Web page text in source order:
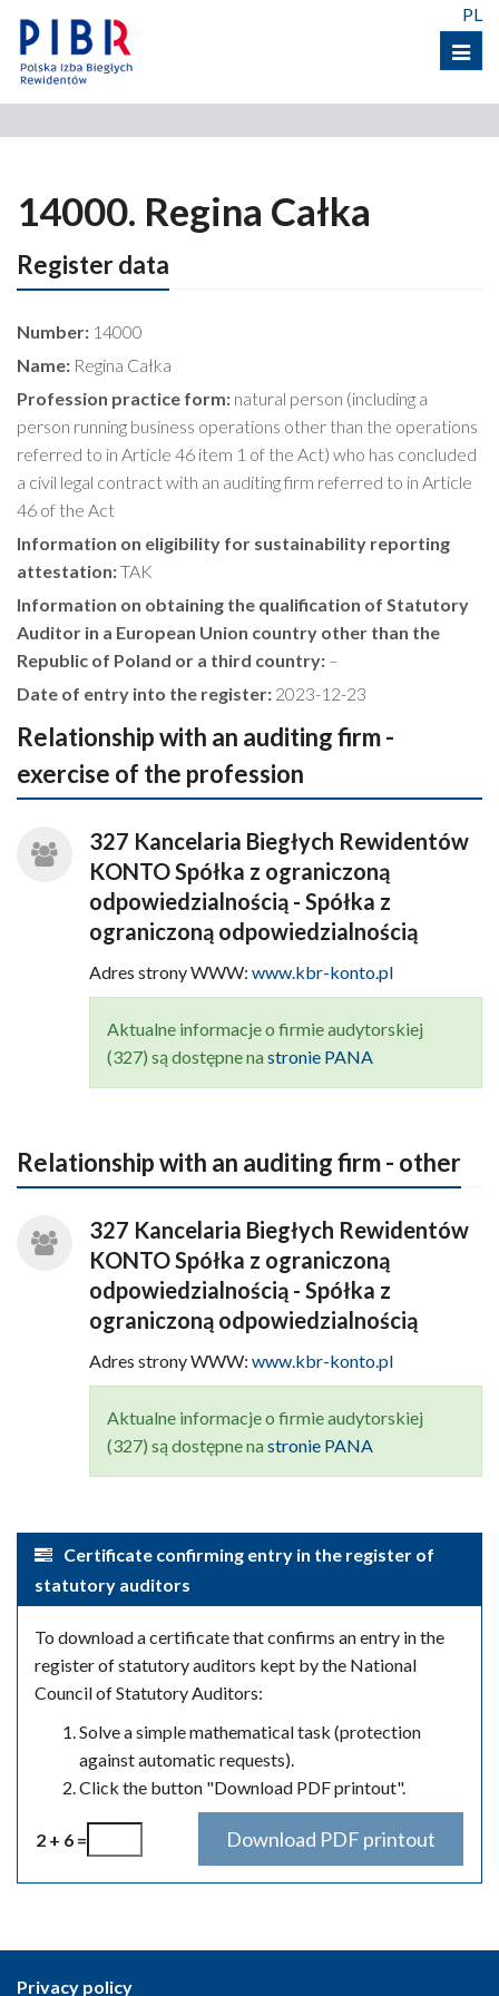
Menu
PL
14000. Regina Całka
Register data
Number: 14000
Name: Regina Całka
Profession practice form: natural person (including a
person running business operations other than the operations
referred to in Article 46 item 1 of the Act) who has concluded
a civil legal contract with an auditing firm referred to in Article
46 of the Act
Information on eligibility for sustainability reporting
attestation:TAK
Information on obtaining the qualification of Statutory
Auditor in a European Union country other than the
Republic of Poland or a third country: –
Date of entry into the register: 2023-12-23
Relationship with an auditing firm -
exercise of the profession
327 Kancelaria Biegłych Rewidentów
KONTO Spółka z ograniczoną
odpowiedzialnością - Spółka z
ograniczoną odpowiedzialnością
Adres strony WWW: www.kbr-konto.pl
Aktualne informacje o firmie audytorskiej
(327) są dostępne nastronie PANA
Relationship with an auditing firm - other
327 Kancelaria Biegłych Rewidentów
KONTO Spółka z ograniczoną
odpowiedzialnością - Spółka z
ograniczoną odpowiedzialnością
Adres strony WWW: www.kbr-konto.pl
Aktualne informacje o firmie audytorskiej
(327) są dostępne nastronie PANA
Certificate confirming entry in the register of
statutory auditors
To download a certificate that confirms an entry in the
register of statutory auditors kept by the National
Council of Statutory Auditors:
Solve a simple mathematical task (protection
against automatic requests).
Click the button "Download PDF printout".
2 + 6 =
Privacy policy